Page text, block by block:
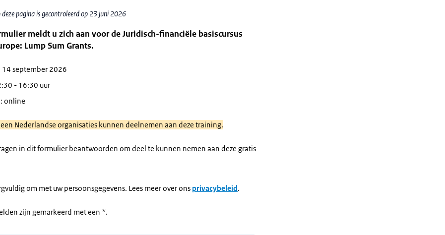
deze pagina is gecontroleerd op 23 juni 2026
meldt u zich aan voor de Juridisch-financiële basiscursus
Lump Sum Grants.
14 september 2026
- 16:30 uur
online
Nederlandse organisaties kunnen deelnemen aan deze training.
in dit formulier beantwoorden om deel te kunnen nemen aan deze gratis
om met uw persoonsgegevens. Lees meer over ons privacybeleid.
zijn gemarkeerd met een *.